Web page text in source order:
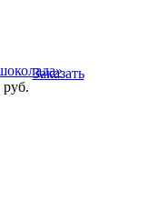
руб.
Заказать